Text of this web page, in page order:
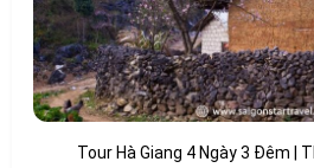
Tour Hà Giang 4 Ngày 3 Đêm |